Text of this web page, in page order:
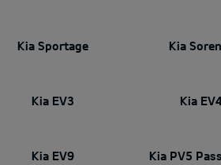
Kia Sportage Kia
Kia EV3 Kia
Kia EV9 Kia PV5